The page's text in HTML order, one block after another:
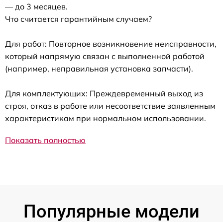
— до 3 месяцев.
Что считается гарантийным случаем?
Для работ: Повторное возникновение неисправности,
который напрямую связан с выполненной работой
(например, неправильная установка запчасти).
Для комплектующих: Преждевременный выход из
строя, отказ в работе или несоответствие заявленным
характеристикам при нормальном использовании.
Показать полностью
Популярные модели